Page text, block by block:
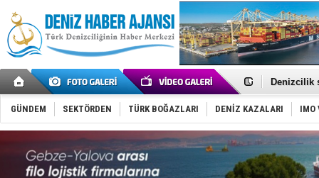
Rusya,
Enejota
‘14.
Taksi
TÜRKLİM
SOCAR da
Dünyanın
GÜNDEM SEKTÖRDEN TÜRK BOĞAZLARI DENİZ KAZALARI IMO